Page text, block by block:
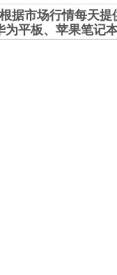
据市场行情每天
平板、苹果笔记